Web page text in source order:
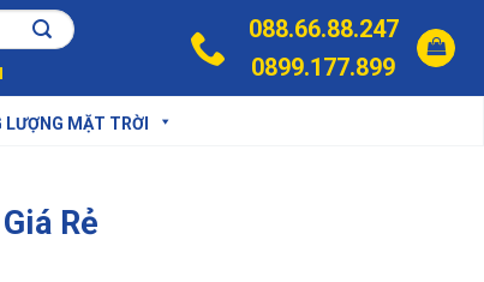
088.66.88.247
0899.177.899
LƯỢNG MẶT TRỜI
Rẻ